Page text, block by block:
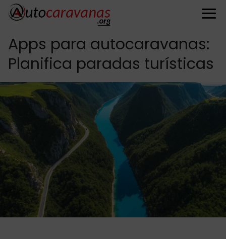
Apps para autocaravanas:
Planifica paradas turísticas